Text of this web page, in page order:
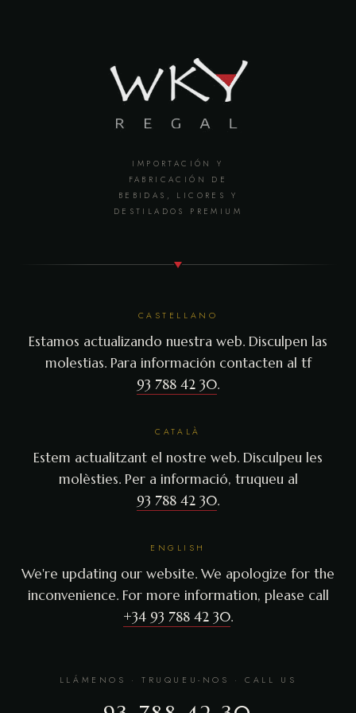
IMPORTACIÓN Y
FABRICACIÓN DE
BEBIDAS, LICORES Y
DESTILADOS PREMIUM
CASTELLANO
Estamos actualizando nuestra web. Disculpen las
molestias. Para información contacten al tf
93 788 42 30.
CATALÀ
Estem actualitzant el nostre web. Disculpeu les
molèsties. Per a informació, truqueu al
93 788 42 30.
ENGLISH
We're updating our website. We apologize for the
inconvenience. For more information, please call
+34 93 788 42 30.
LLÁMENOS · TRUQUEU-NOS · CALL US